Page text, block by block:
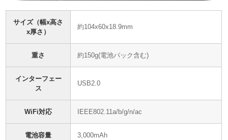
サイズ（幅x高さ
x厚さ）
約104x60x18.9mm
重さ 約150g(電池パック含む)
インターフェー
ス
USB2.0
WiFi対応 IEEE802.11a/b/g/n/ac
電池容量 3,000mAh